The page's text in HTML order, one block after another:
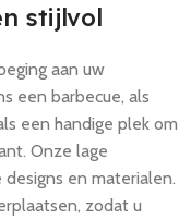
stijlvol
aan uw
een barbecue, als
een handige plek om
Onze lage
en materialen.
zodat u